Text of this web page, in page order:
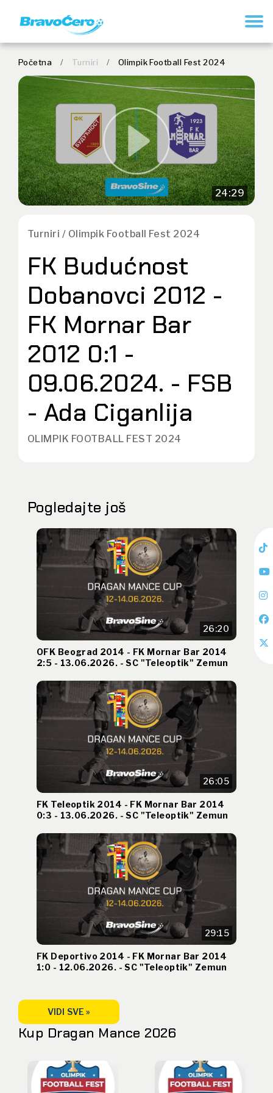
Početna / Turniri / Olimpik Football Fest 2024
24:29
Turniri / Olimpik Football Fest 2024
FK Budućnost
Dobanovci 2012 -
FK Mornar Bar
2012 0:1 -
09.06.2024. - FSB
- Ada Ciganlija
OLIMPIK FOOTBALL FEST 2024
Pogledajte još
26:20
OFK Beograd 2014 - FK Mornar Bar 2014
2:5 - 13.06.2026. - SC "Teleoptik" Zemun
26:05
FK Teleoptik 2014 - FK Mornar Bar 2014
0:3 - 13.06.2026. - SC "Teleoptik" Zemun
29:15
FK Deportivo 2014 - FK Mornar Bar 2014
1:0 - 12.06.2026. - SC "Teleoptik" Zemun
VIDI SVE »
Kup Dragan Mance 2026